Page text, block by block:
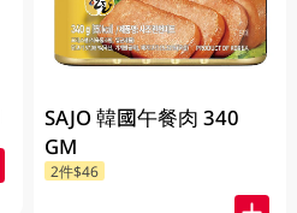
SAJO 韓國午餐肉 340
GM
2件$46